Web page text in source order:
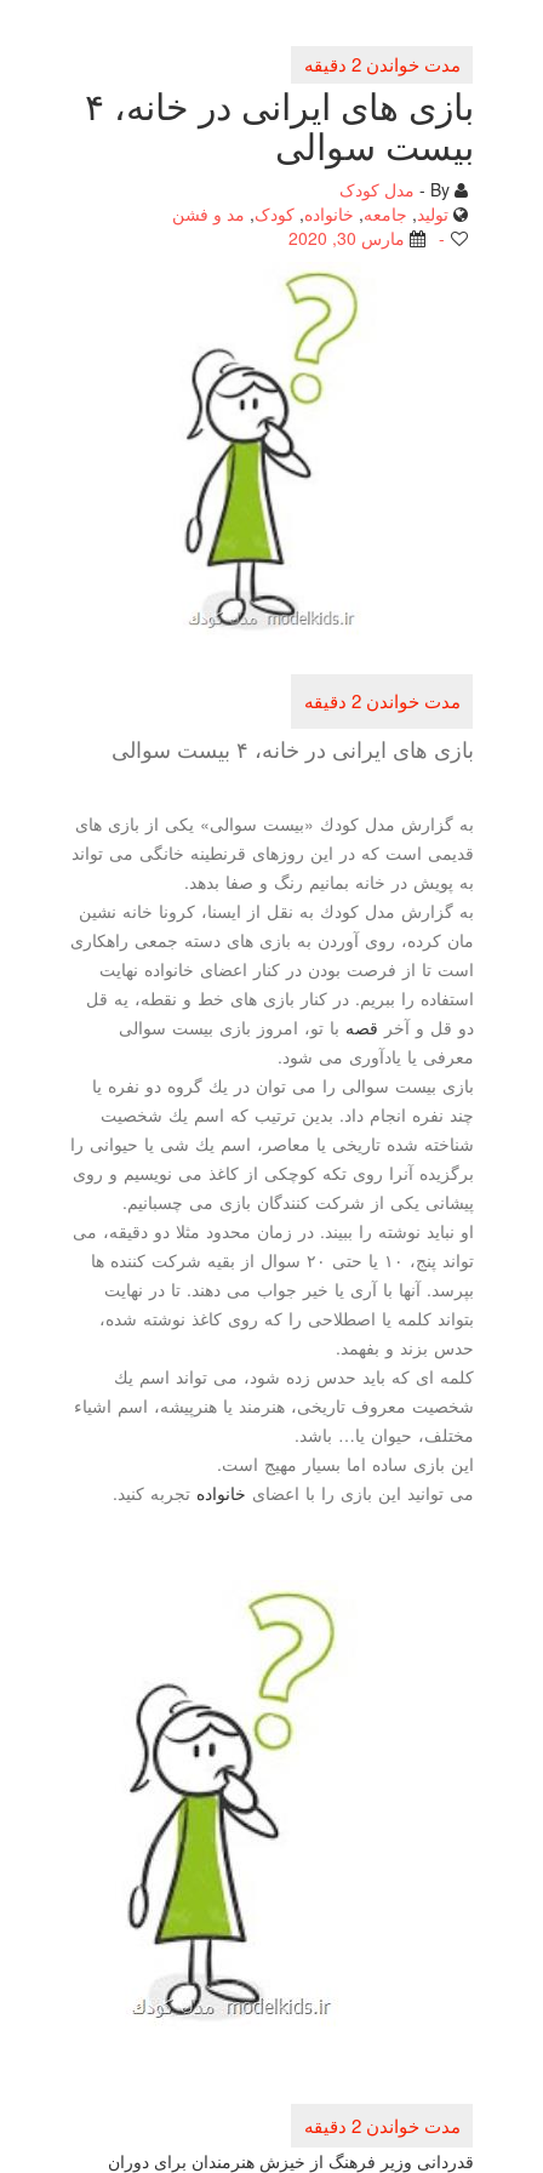
بازی های ایرانی در خانه، ۴
بیست سوالی
مدل کودک
جامعه,خانواده, کودک,مد و فشن
مارس 30, 2020
بازی های ایرانی در خانه، ۴ بیست سوالی
به گزارش مدل كودك «بیست سوالی» یكی از بازی های
قدیمی است كه در این روزهای قرنطینه خانگی می تواند
به پویش در خانه بمانیم رنگ و صفا بدهد.
به گزارش مدل كودك به نقل از ایسنا، كرونا خانه نشین
مان كرده، روی آوردن به بازی های دسته جمعی راهكاری
است تا از فرصت بودن در كنار اعضای خانواده نهایت
استفاده را ببریم. در كنار بازی های خط و نقطه، یه قل
دو قل و آخرقصهبا تو، امروز بازی بیست سوالی
معرفی یا یادآوری می شود.
بازی بیست سوالی را می توان در یك گروه دو نفره یا
چند نفره انجام داد. بدین ترتیب كه اسم یك شخصیت
شناخته شده تاریخی یا معاصر، اسم یك شی یا حیوانی را
برگزیده آنرا روی تكه كوچكی از كاغذ می نویسیم و روی
پیشانی یكی از شركت كنندگان بازی می چسبانیم.
او نباید نوشته را ببیند. در زمان محدود مثلا دو دقیقه، می
تواند پنج، ۱۰ یا حتی ۲۰ سوال از بقیه شركت كننده ها
بپرسد. آنها با آری یا خیر جواب می دهند. تا در نهایت
بتواند كلمه یا اصطلاحی را كه روی كاغذ نوشته شده،
حدس بزند و بفهمد.
كلمه ای كه باید حدس زده شود، می تواند اسم یك
شخصیت معروف تاریخی، هنرمند یا هنرپیشه، اسم اشیاء
مختلف، حیوان یا… باشد.
این بازی ساده اما بسیار مهیج است.
می توانید این بازی را با اعضایخانوادهتجربه كنید.
راهبری
نوشته
قدردانی وزیر فرهنگ از خیزش هنرمندان برای دوران